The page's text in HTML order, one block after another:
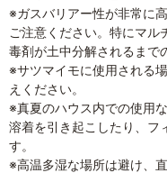
※ガスバリアー性が非常に
ご注意ください。特にマル
毒剤が土中分解されるまで
※サツマイモに使用される
えください。
※真夏のハウス内での使用
溶着を引き起こしたり、フ
す。
※高温多湿な場所は避け、